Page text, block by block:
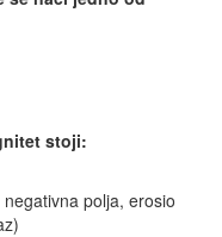
stoji:
polja, erosio